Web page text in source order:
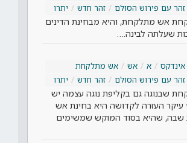
זהר עם פירוש הסולם זהר חדש יתרו
אש מתלקחת, והיא מבחינת הדינים
שעלתה לבינה.…
אינדקס א אש
אש מתלקחת
זהר עם פירוש הסולם זהר חדש יתרו
שבנוגה גם בקליפת נוגה עצמה יש
עיקר העזרה לקדושה היא בחינת אש
שהיא בסוד המוקש שמשימים